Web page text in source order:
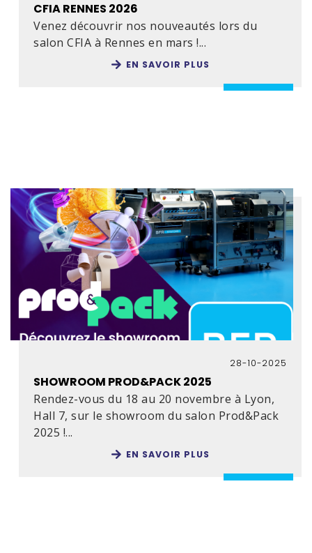
CFIA RENNES 2026
Venez découvrir nos nouveautés lors du
salon CFIA à Rennes en mars !...
EN SAVOIR PLUS
28-10-2025
SHOWROOM PROD&PACK 2025
Rendez-vous du 18 au 20 novembre à Lyon,
Hall 7, sur le showroom du salon Prod&Pack
2025 !...
EN SAVOIR PLUS